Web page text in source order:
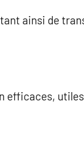
ainsi de
efficaces,